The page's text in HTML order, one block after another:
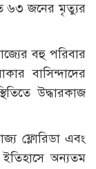
৬৩ জনের মৃত্যুর
বহু পরিবার
বাসিন্দাদের
উদ্ধারকাজ
ফ্লোরিডা এবং
ইতিহাসে অন্যতম